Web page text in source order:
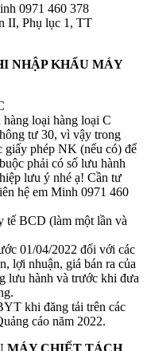
0971 460 378
II, Phụ lục 1, TT
NHẬP KHẨU MÁY
loại hàng loại C
tư 30, vì vậy trong
giấy phép NK (nếu có) để
phải có số lưu hành
lưu ý nhé ạ! Cần tư
hệ em Minh 0971 460
tế BCD (làm một lần và
01/04/2022 đối với các
lợi nhuận, giá bán ra của
lưu hành và trước khi đưa
khi đăng tải trên các
cáo năm 2022.
MÁY CHIẾT TÁCH